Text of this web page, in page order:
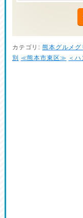
カテゴリ: 熊本グルメグ
別
≪熊本市東区≫ ＜